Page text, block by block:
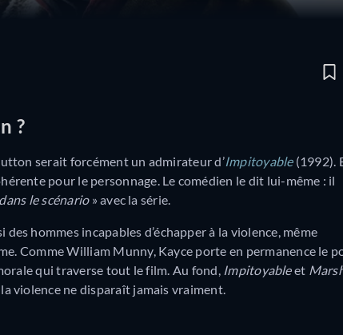
?
serait forcément un admirateur d’Impitoyable(1992).
pour le personnage. Le comédien le dit lui-même : il
le scénario» avec la série.
hommes incapables d’échapper à la violence, même
Comme William Munny, Kayce porte en permanence le
qui traverse tout le film. Au fond, Impitoyableet
violence ne disparaît jamais vraiment.